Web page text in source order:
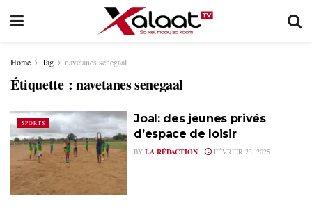
Home Tag navetanes senegaal
Étiquette :navetanes senegaal
SPORTS
Joal: des jeunes privés
d’espace de loisir
BY LA RÉDACTION FÉVRIER 23, 2025